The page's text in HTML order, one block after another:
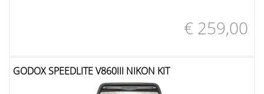
€ 259,00
GODOX SPEEDLITE V860III NIKON KIT